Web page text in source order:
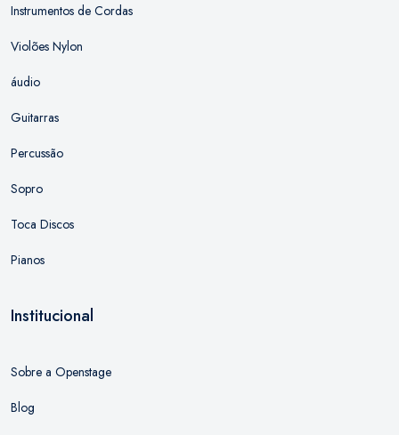
Instrumentos de Cordas
Violões Nylon
áudio
Guitarras
Percussão
Sopro
Toca Discos
Pianos
Institucional
Sobre a Openstage
Blog